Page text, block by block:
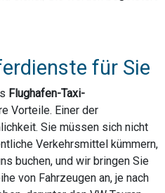
für Sie
Flughafen-Taxi-
Vorteile. Einer der
Sie müssen sich nicht
Verkehrsmittel kümmern,
buchen, und wir bringen Sie
von Fahrzeugen an, je nach